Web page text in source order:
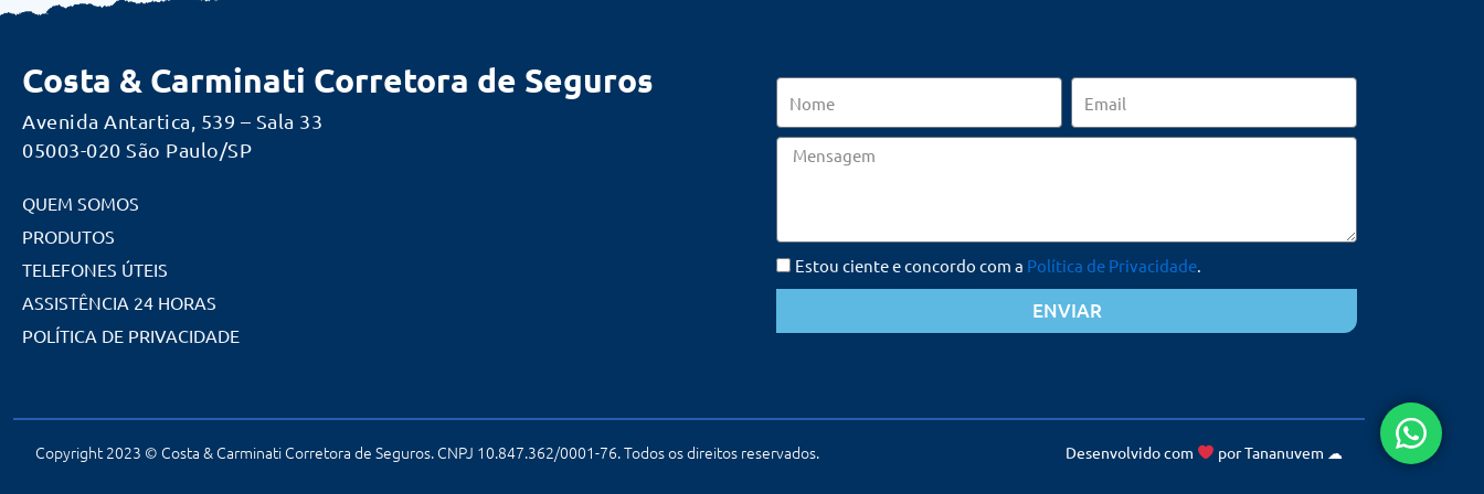
Costa & Carminati Corretora de Seguros
Avenida Antartica, 539 – Sala 33
05003-020 São Paulo/SP
QUEM SOMOS
PRODUTOS
TELEFONES ÚTEIS
ASSISTÊNCIA 24 HORAS
POLÍTICA DE PRIVACIDADE
Mensagem
Estou ciente e concordo com a Política de Privacidade
ENVIAR
Copyright 2023 © Costa & Carminati Corretora de Seguros. CNPJ 10.847.362/0001-76. Todos os direitos reservados. Desenvolvido com porTananuvem ☁